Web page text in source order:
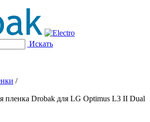
Искать
/
пленка Drobak для LG Optimus L3 II Dual